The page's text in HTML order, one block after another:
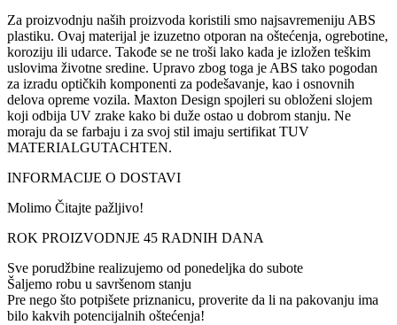
Za proizvodnju naših proizvoda koristili smo najsavremeniju ABS
plastiku. Ovaj materijal je izuzetno otporan na oštećenja, ogrebotine,
koroziju ili udarce. Takođe se ne troši lako kada je izložen teškim
uslovima životne sredine. Upravo zbog toga je ABS tako pogodan
za izradu optičkih komponenti za podešavanje, kao i osnovnih
delova opreme vozila. Maxton Design spojleri su obloženi slojem
koji odbija UV zrake kako bi duže ostao u dobrom stanju. Ne
moraju da se farbaju i za svoj stil imaju sertifikat TUV
MATERIALGUTACHTEN.
INFORMACIJE O DOSTAVI
Molimo Čitajte pažljivo!
ROK PROIZVODNJE 45 RADNIH DANA
Sve porudžbine realizujemo od ponedeljka do subote
Šaljemo robu u savršenom stanju
Pre nego što potpišete priznanicu, proverite da li na pakovanju ima
bilo kakvih potencijalnih oštećenja!